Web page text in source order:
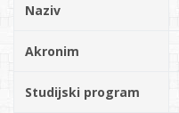
Naziv
Akronim
Studijski program